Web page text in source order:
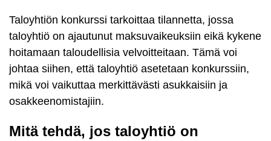
Taloyhtiön konkurssi tarkoittaa tilannetta, jossa
taloyhtiö on ajautunut maksuvaikeuksiin eikä kykene
hoitamaan taloudellisia velvoitteitaan. Tämä voi
johtaa siihen, että taloyhtiö asetetaan konkurssiin,
mikä voi vaikuttaa merkittävästi asukkaisiin ja
osakkeenomistajiin.
Mitä tehdä, jos taloyhtiö on